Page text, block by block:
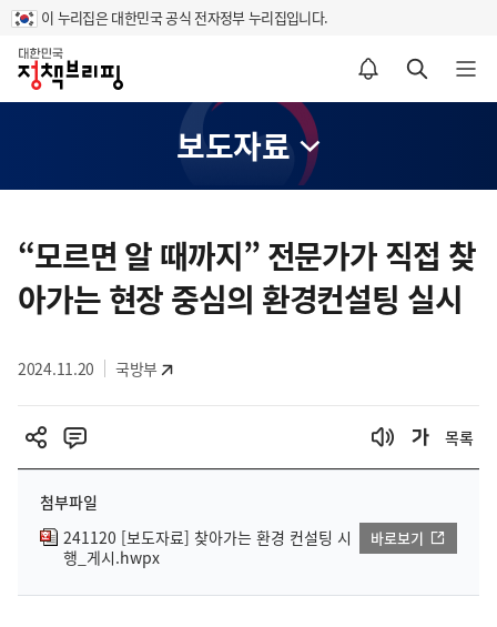
이 누리집은 대한민국 공식 전자정부 누리집입니다.
홈
알림설정 바로가기 검색 바로가기 메뉴 열기
보도자료
텐
영
“모르면 알 때까지” 전문가가 직접 찾
아가는 현장 중심의 환경컨설팅 실시
2024.11.20 국방부
목록
첨부파일
241120 [보도자료] 찾아가는 환경 컨설팅 시
행_게시.hwpx
바로보기